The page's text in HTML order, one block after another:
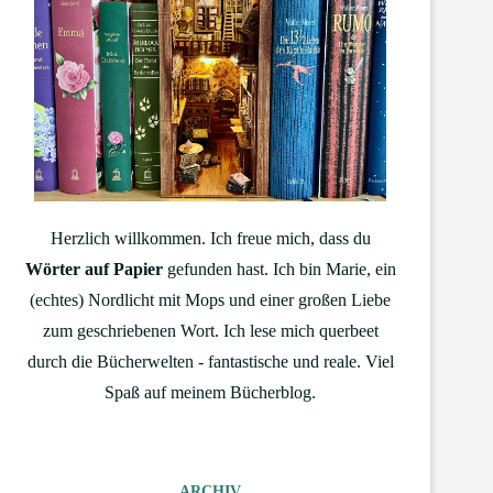
Herzlich willkommen. Ich freue mich, dass du
Wörter auf Papiergefunden hast. Ich bin Marie, ein
(echtes) Nordlicht mit Mops und einer großen Liebe
zum geschriebenen Wort. Ich lese mich querbeet
durch die Bücherwelten - fantastische und reale. Viel
Spaß auf meinem Bücherblog.